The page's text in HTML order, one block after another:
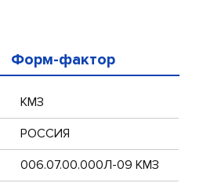
Форм-фактор
КМЗ
РОССИЯ
006.07.00.000Л-09 КМЗ